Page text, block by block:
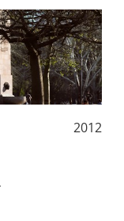
2012